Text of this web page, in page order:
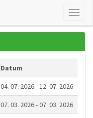
Změna
Datum
04. 07. 2026 - 12. 07. 2026
07. 03. 2026 - 07. 03. 2026